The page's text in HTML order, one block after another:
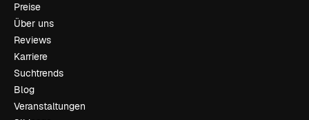
Preise
Über uns
Reviews
Karriere
Suchtrends
Blog
Veranstaltungen